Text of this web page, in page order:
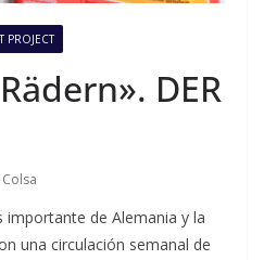
PROJECT
DER
Colsa
importante de Alemania y la
una circulación semanal de